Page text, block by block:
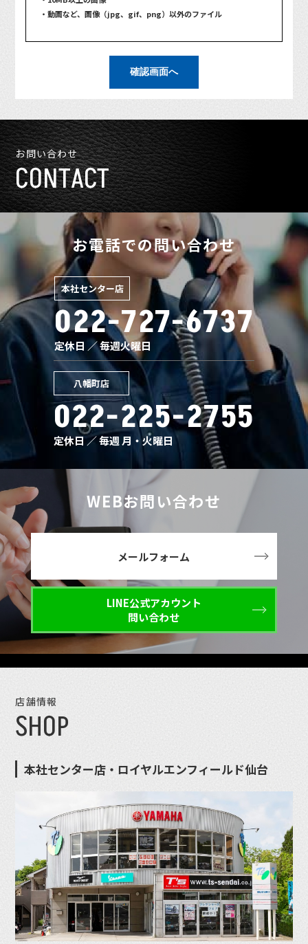
・動画など、画像（jpg、gif、png）以外のファイル
確認画面へ
お問い合わせ
CONTACT
お電話での問い合わせ
本社センター店
022-727-6737
定休日 ／ 毎週火曜日
八幡町店
022-225-2755
定休日 ／ 毎週 月・火曜日
WEBお問い合わせ
メールフォーム
LINE公式アカウント
問い合わせ
店舗情報
SHOP
本社センター店・ロイヤルエンフィールド仙台